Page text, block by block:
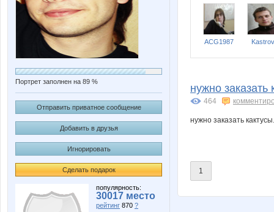
Портрет заполнен на 89 %
Отправить приватное сообщение
Добавить в друзья
Игнорировать
Сделать подарок
популярность:
30017 место
рейтинг 870 ?
ACG1987 Kastrov
нужно
464
нужно заказать
1